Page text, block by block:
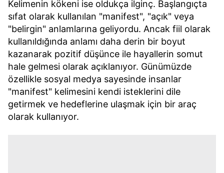
Kelimenin kökeni ise oldukça ilginç. Başlangıçta
sıfat olarak kullanılan "manifest", "açık" veya
"belirgin" anlamlarına geliyordu. Ancak fiil olarak
kullanıldığında anlamı daha derin bir boyut
kazanarak pozitif düşünce ile hayallerin somut
hale gelmesi olarak açıklanıyor. Günümüzde
özellikle sosyal medya sayesinde insanlar
"manifest" kelimesini kendi isteklerini dile
getirmek ve hedeflerine ulaşmak için bir araç
olarak kullanıyor.